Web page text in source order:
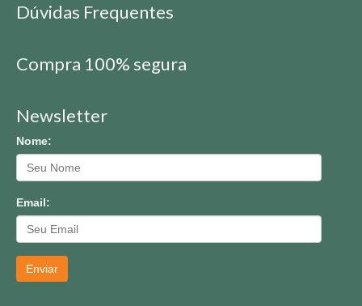
Dúvidas Frequentes
Compra 100% segura
Newsletter
Nome:
Email:
Enviar